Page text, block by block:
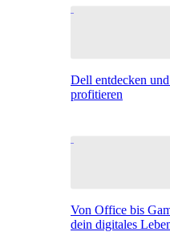
Dell entdecken
profitieren
Von Office bis
dein digitales